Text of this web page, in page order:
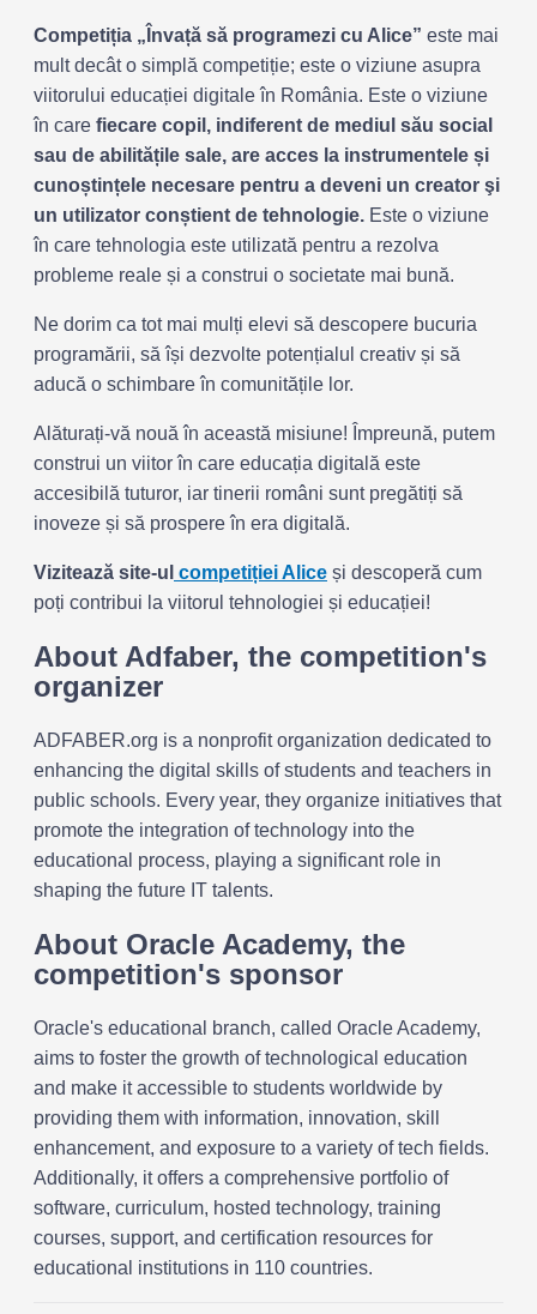
Competiția „Învață să programezi cu Alice” este mai
mult decât o simplă competiție; este o viziune asupra
viitorului educației digitale în România. Este o viziune
în care fiecare copil, indiferent de mediul său social
sau de abilitățile sale, are acces la instrumentele și
cunoștințele necesare pentru a deveni un creator şi
un utilizator conștient de tehnologie. Este o viziune
în care tehnologia este utilizată pentru a rezolva
probleme reale și a construi o societate mai bună.
Ne dorim ca tot mai mulți elevi să descopere bucuria
programării, să își dezvolte potențialul creativ și să
aducă o schimbare în comunitățile lor.
Alăturați-vă nouă în această misiune! Împreună, putem
construi un viitor în care educația digitală este
accesibilă tuturor, iar tinerii români sunt pregătiți să
inoveze și să prospere în era digitală.
Vizitează site-ul competiției Alice și descoperă cum
poți contribui la viitorul tehnologiei și educației!
About Adfaber, the competition's
organizer
ADFABER.org is a nonprofit organization dedicated to
enhancing the digital skills of students and teachers in
public schools. Every year, they organize initiatives that
promote the integration of technology into the
educational process, playing a significant role in
shaping the future IT talents.
About Oracle Academy, the
competition's sponsor
Oracle's educational branch, called Oracle Academy,
aims to foster the growth of technological education
and make it accessible to students worldwide by
providing them with information, innovation, skill
enhancement, and exposure to a variety of tech fields.
Additionally, it offers a comprehensive portfolio of
software, curriculum, hosted technology, training
courses, support, and certification resources for
educational institutions in 110 countries.